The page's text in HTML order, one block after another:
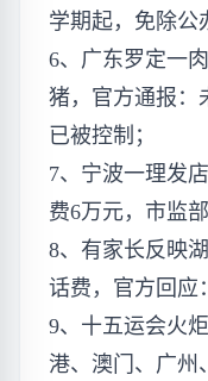
学期起，免除公
6、广东罗定一
猪，官方通报：
已被控制；
7、宁波一理发
费6万元，市监
8、有家长反映
话费，官方回应
9、十五运会火
港、澳门、广州